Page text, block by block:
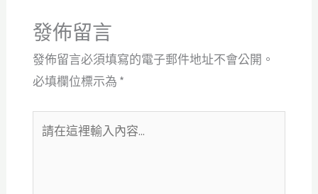
發佈留言
發佈留言必須填寫的電子郵件地址不會公開。
必填欄位標示為 *